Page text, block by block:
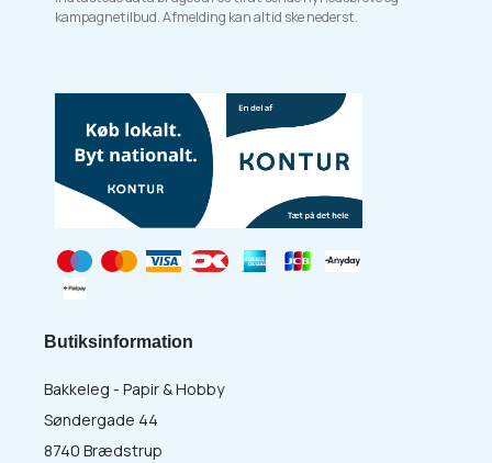
kampagnetilbud. Afmelding kan altid ske nederst.
Butiksinformation
Bakkeleg - Papir & Hobby
Søndergade 44
8740 Brædstrup